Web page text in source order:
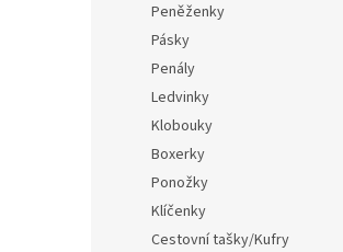
Peněženky
Pásky
Penály
Ledvinky
Klobouky
Boxerky
Ponožky
Klíčenky
Cestovní tašky/Kufry